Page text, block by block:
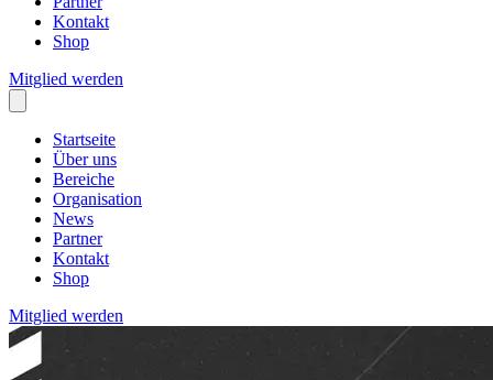
Kontakt
Shop
Mitglied werden
Startseite
Über uns
Bereiche
Organisation
News
Partner
Kontakt
Shop
Mitglied werden